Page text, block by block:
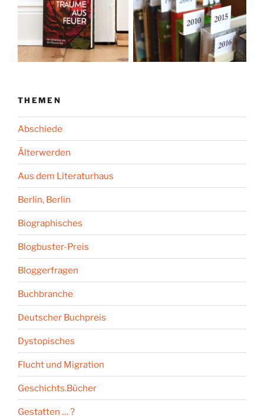
THEMEN
Abschiede
Älterwerden
Aus dem Literaturhaus
Berlin, Berlin
Biographisches
Blogbuster-Preis
Bloggerfragen
Buchbranche
Deutscher Buchpreis
Dystopisches
Flucht und Migration
Geschichts.Bücher
Gestatten … ?